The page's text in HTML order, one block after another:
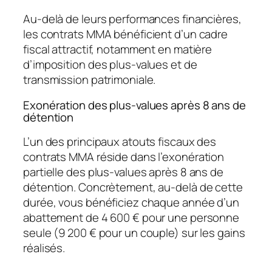
Au-delà de leurs performances financières,
les contrats MMA bénéficient d’un cadre
fiscal attractif, notamment en matière
d’imposition des plus-values et de
transmission patrimoniale.
Exonération des plus-values après 8 ans de
détention
L’un des principaux atouts fiscaux des
contrats MMA réside dans l’exonération
partielle des plus-values après 8 ans de
détention. Concrètement, au-delà de cette
durée, vous bénéficiez chaque année d’un
abattement de 4 600 € pour une personne
seule (9 200 € pour un couple) sur les gains
réalisés.